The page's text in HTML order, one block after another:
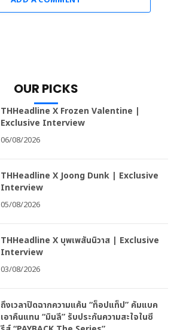
OUR PICKS
THHeadline X Frozen Valentine |
Exclusive Interview
06/08/2026
THHeadline X Joong Dunk | Exclusive
Interview
05/08/2026
THHeadline X บุพเพสันนิวาส | Exclusive
Interview
03/08/2026
ถึงเวลาปิดฉากความแค้น “ท็อปแท็ป” คัมแบค
เอาคืนแทน “มินลี” รับประกันความสะใจในซี